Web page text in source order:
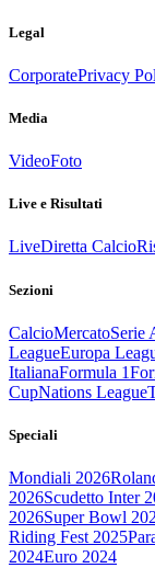
Legal
CorporatePrivacy
Media
VideoFoto
Live e Risultati
LiveDiretta Calcio
Sezioni
CalcioMercatoSerie
LeagueEuropa
ItalianaFormula 1
CupNations League
Speciali
Mondiali 2026
2026Scudetto Inter
2026Super Bowl
Riding Fest 2025
2024Euro 2024